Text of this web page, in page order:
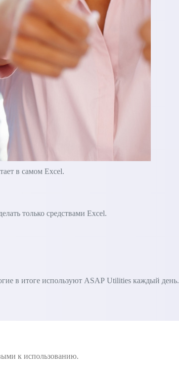
в самом Excel.
только средствами Excel.
в итоге используют ASAP Utilities каждый день.
к использованию.